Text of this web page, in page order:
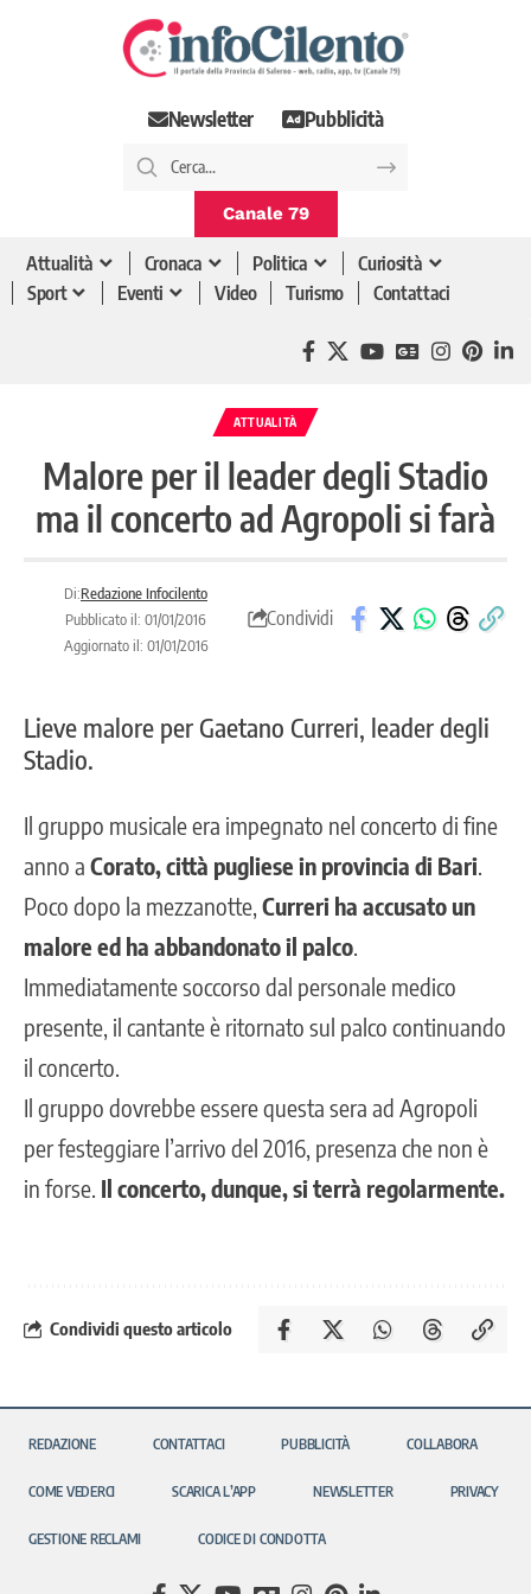
Newsletter Pubblicità
Canale 79
Attualità Cronaca Politica
Curiosità
Sport
Eventi Video Turismo Contattaci
ATTUALITÀ
Malore per il leader degli Stadio
ma il concerto ad Agropoli si farà
Di:Redazione Infocilento
Pubblicato il: 01/01/2016
Aggiornato il: 01/01/2016
Condividi
Lieve malore per Gaetano Curreri, leader degli
Stadio.
Il gruppo musicale era impegnato nel concerto di fine
anno a Corato, città pugliese in provincia di Bari
Poco dopo la mezzanotte, Curreri ha accusato un
malore ed ha abbandonato il palco
Immediatamente soccorso dal personale medico
presente, il cantante è ritornato sul palco continuando
il concerto.
Il gruppo dovrebbe essere questa sera ad Agropoli
per festeggiare l’arrivo del 2016, presenza che non è
in forse. Il concerto, dunque, si terrà regolarmente.
Condividi questo articolo
REDAZIONE CONTATTACI PUBBLICITÀ COLLABORA
COME VEDERCI SCARICA L’APP NEWSLETTER PRIVACY
GESTIONE RECLAMI CODICE DI CONDOTTA